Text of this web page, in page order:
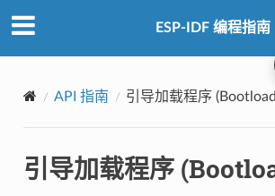
ESP-IDF 编程指南
API 指南 引导加载程序
引导加载程序